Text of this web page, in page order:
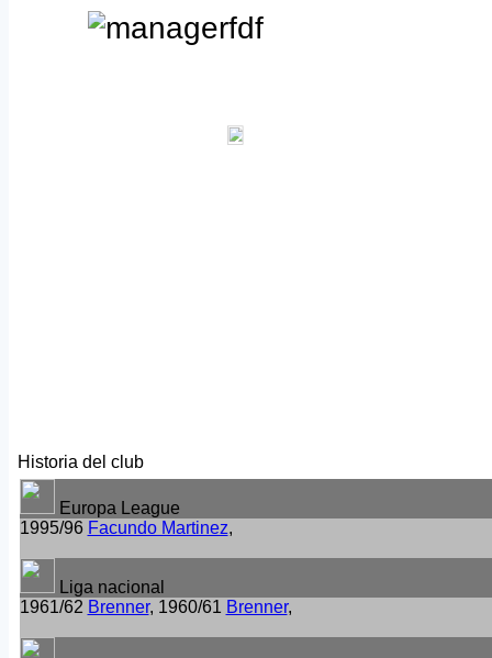
Historia del club
Europa League
1995/96 Facundo Martinez,
Liga nacional
1961/62 Brenner, 1960/61 Brenner,